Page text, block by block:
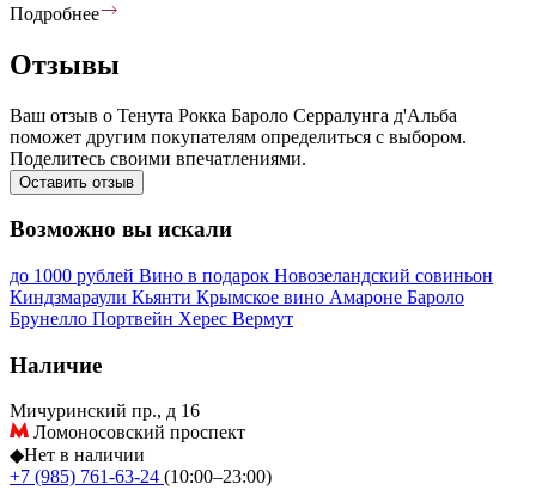
Подробнее
Отзывы
Ваш отзыв о Тенута Рокка Бароло Серралунга д'Альба
поможет другим покупателям определиться с выбором.
Поделитесь своими впечатлениями.
Оставить отзыв
Возможно вы искали
до 1000 рублей Вино в подарок Новозеландский совиньон
Киндзмараули Кьянти Крымское вино Амароне Бароло
Брунелло Портвейн Херес Вермут
Наличие
Мичуринский пр., д 16
Ломоносовский проспект
◆Нет в наличии
+7 (985) 761-63-24 (10:00–23:00)